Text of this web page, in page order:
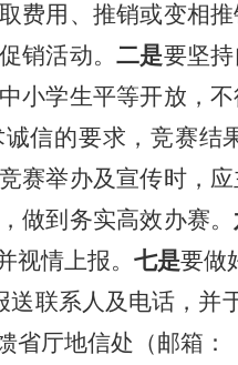
费用、推销或变相
销活动。二是要坚
小学生平等开放，
信的要求，竞赛
赛举办及宣传时，
做到务实高效办赛。
视情上报。 七是要做
送联系人及电话，
省厅地信处（邮箱：